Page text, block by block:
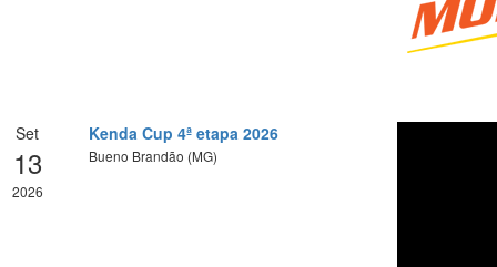
Set
13
2026
Kenda Cup 4ª etapa 2026
Bueno Brandão (MG)